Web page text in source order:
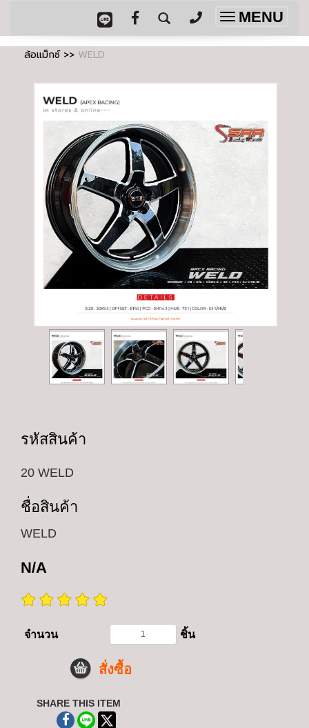
Toggle
navigation
MENU
ล้อแม็กซ์>> WELD
รหัสสินค้า
20 WELD
ชื่อสินค้า
WELD
N/A
จำนวน ชิ้น
สั่งซื้อ
SHARE THIS ITEM